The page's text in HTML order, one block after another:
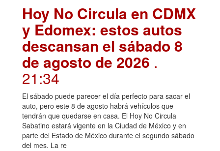
Hoy No Circula en CDMX
y Edomex: estos autos
descansan el sábado 8
de agosto de 2026 .
21:34
El sábado puede parecer el día perfecto para sacar el
auto, pero este 8 de agosto habrá vehículos que
tendrán que quedarse en casa. El Hoy No Circula
Sabatino estará vigente en la Ciudad de México y en
parte del Estado de México durante el segundo sábado
del mes. La re